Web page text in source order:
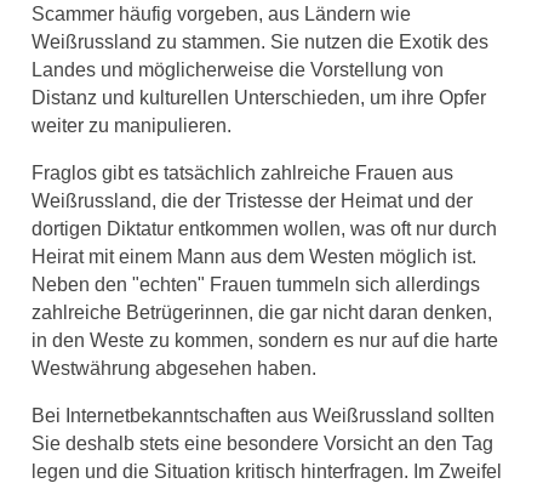
Scammer häufig vorgeben, aus Ländern wie
Weißrussland zu stammen. Sie nutzen die Exotik des
Landes und möglicherweise die Vorstellung von
Distanz und kulturellen Unterschieden, um ihre Opfer
weiter zu manipulieren.
Fraglos gibt es tatsächlich zahlreiche Frauen aus
Weißrussland, die der Tristesse der Heimat und der
dortigen Diktatur entkommen wollen, was oft nur durch
Heirat mit einem Mann aus dem Westen möglich ist.
Neben den "echten" Frauen tummeln sich allerdings
zahlreiche Betrügerinnen, die gar nicht daran denken,
in den Weste zu kommen, sondern es nur auf die harte
Westwährung abgesehen haben.
Bei Internetbekanntschaften aus Weißrussland sollten
Sie deshalb stets eine besondere Vorsicht an den Tag
legen und die Situation kritisch hinterfragen. Im Zweifel